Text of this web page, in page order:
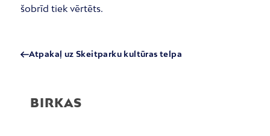
šobrīd tiek vērtēts.
Atpakaļ uz Skeitparku kultūras telpa
BIRKAS